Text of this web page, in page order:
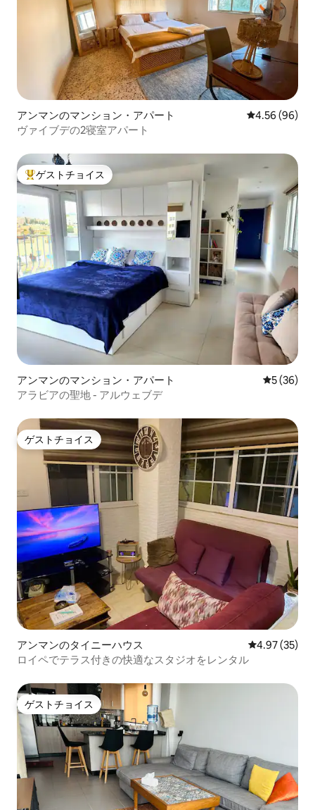
アンマンのマンション・アパート レビュー96
4.56 (96)
ヴァイブデの2寝室アパート
大好評のゲストチョイスです。
ゲストチョイス
アンマンのマンション・アパート レビュー
5 (36)
アラビアの聖地 - アルウェブデ
ゲストチョイス
ゲストチョイス
アンマンのタイニーハウス レビュー35
4.97 (35)
ロイペでテラス付きの快適なスタジオをレンタル
ゲストチョイス
ゲストチョイス